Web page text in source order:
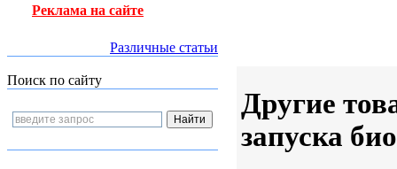
Реклама на сайте
Различные статьи
Поиск по сайту
Другие
запуска